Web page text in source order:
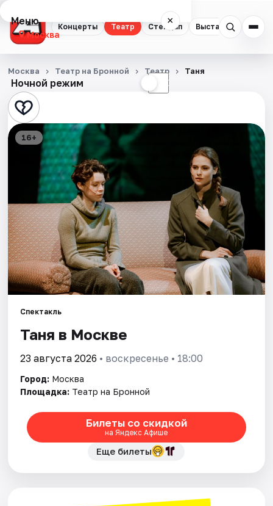
Концерты Театр Стендап Выставки
Меню ×
Москва
Концерты
Театр
Стендап
Выставки
Квесты
Экскурсии
Спорт
События
Площадки
Артисты
Рейтинги
Ночной режим ☾
Москва Театр на Бронной Театр Таня
16+
Спектакль
Таня в Москве
23 августа 2026 • воскресенье • 18:00
Город: Москва
Площадка: Театр на Бронной
Билеты со скидкой
на Яндекс Афише
Еще билеты